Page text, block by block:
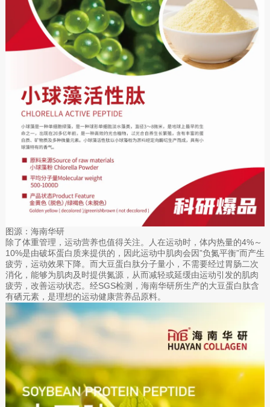
图源：海南华研
除了体重管理，运动营养也值得关注。人在运动时，体内热量的4%～
10%是由破坏蛋白质来提供的，因此运动中肌肉会因”负氮平衡”而产生
疲劳，运动效果下降。而大豆蛋白肽分子量小，不需要经过胃肠二次
消化，能够为肌肉及时提供氮源，从而减轻或延缓由运动引发的肌肉
疲劳，改善运动状态。经SGS检测，海南华研所生产的大豆蛋白肽含
有硒元素，是理想的运动健康营养品原料。